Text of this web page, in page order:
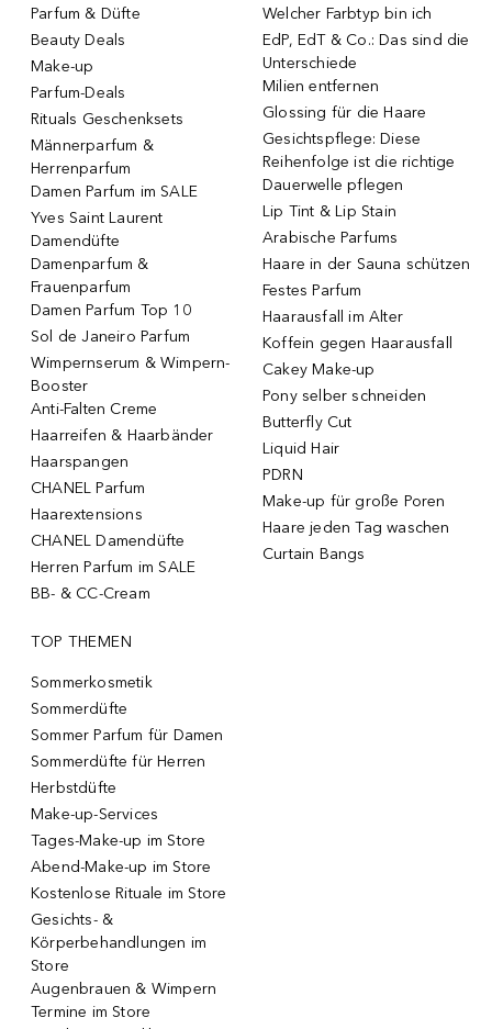
Parfum & Düfte
Beauty Deals
Make-up
Parfum-Deals
Rituals Geschenksets
Männerparfum &
Herrenparfum
Damen Parfum im SALE
Yves Saint Laurent
Damendüfte
Damenparfum &
Frauenparfum
Damen Parfum Top 10
Sol de Janeiro Parfum
Wimpernserum & Wimpern-
Booster
Anti-Falten Creme
Haarreifen & Haarbänder
Haarspangen
CHANEL Parfum
Haarextensions
CHANEL Damendüfte
Herren Parfum im SALE
BB- & CC-Cream
Welcher Farbtyp bin ich
EdP, EdT & Co.: Das sind die
Unterschiede
Milien entfernen
Glossing für die Haare
Gesichtspflege: Diese
Reihenfolge ist die richtige
Dauerwelle pflegen
Lip Tint & Lip Stain
Arabische Parfums
Haare in der Sauna schützen
Festes Parfum
Haarausfall im Alter
Koffein gegen Haarausfall
Cakey Make-up
Pony selber schneiden
Butterfly Cut
Liquid Hair
PDRN
Make-up für große Poren
Haare jeden Tag waschen
Curtain Bangs
TOP THEMEN
Sommerkosmetik
Sommerdüfte
Sommer Parfum für Damen
Sommerdüfte für Herren
Herbstdüfte
Make-up-Services
Tages-Make-up im Store
Abend-Make-up im Store
Kostenlose Rituale im Store
Gesichts- &
Körperbehandlungen im
Store
Augenbrauen & Wimpern
Termine im Store